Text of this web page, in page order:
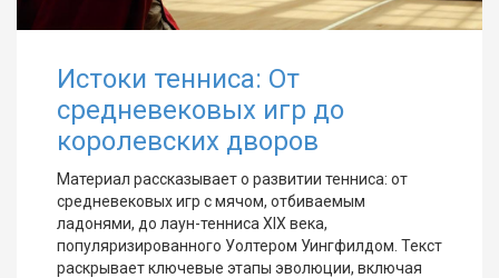
Истоки тенниса: От
средневековых игр до
королевских дворов
Материал рассказывает о развитии тенниса: от
средневековых игр с мячом, отбиваемым
ладонями, до лаун-тенниса XIX века,
популяризированного Уолтером Уингфилдом. Текст
раскрывает ключевые этапы эволюции, включая